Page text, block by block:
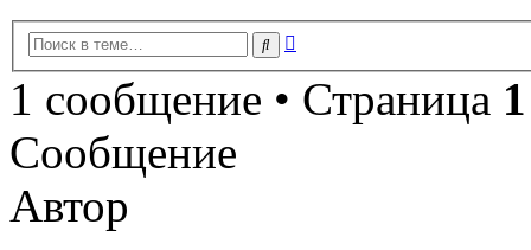
Поиск
1 сообщение • Страница 1
Сообщение
Автор